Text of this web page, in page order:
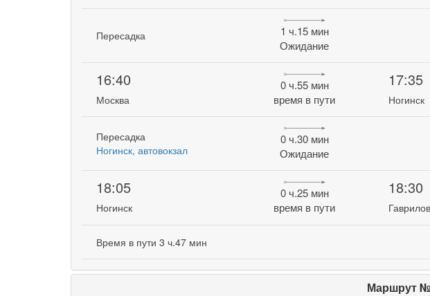
Пересадка
1 ч.15 мин
Ожидание
16:40
Москва
0 ч.55 мин
время в пути
17:35
Ногинск
Пересадка
Ногинск, автовокзал
0 ч.30 мин
Ожидание
18:05
Ногинск
0 ч.25 мин
время в пути
18:30
Время в пути 3 ч.47 мин
Маршрут